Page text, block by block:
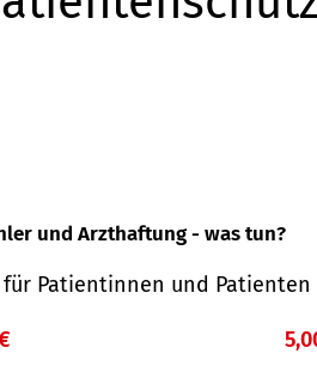
E-
und Arzthaftung - was tun?
für Patientinnen und